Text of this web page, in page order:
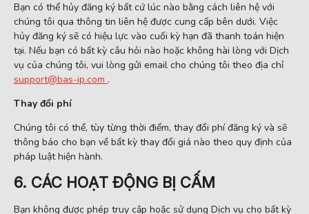
Bạn có thể hủy đăng ký bất cứ lúc nào bằng cách liên hệ với
chúng tôi qua thông tin liên hệ được cung cấp bên dưới. Việc
hủy đăng ký sẽ có hiệu lực vào cuối kỳ hạn đã thanh toán hiện
tại. Nếu bạn có bất kỳ câu hỏi nào hoặc không hài lòng với Dịch
vụ của chúng tôi, vui lòng gửi email cho chúng tôi theo địa chỉ
support@bas-ip.com .
Thay đổi phí
Chúng tôi có thể, tùy từng thời điểm, thay đổi phí đăng ký và sẽ
thông báo cho bạn về bất kỳ thay đổi giá nào theo quy định của
pháp luật hiện hành.
6. CÁC HOẠT ĐỘNG BỊ CẤM
Bạn không được phép truy cập hoặc sử dụng Dịch vụ cho bất kỳ